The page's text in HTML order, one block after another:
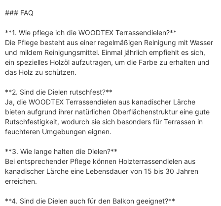
### FAQ
**1. Wie pflege ich die WOODTEX Terrassendielen?**
Die Pflege besteht aus einer regelmäßigen Reinigung mit Wasser
und mildem Reinigungsmittel. Einmal jährlich empfiehlt es sich,
ein spezielles Holzöl aufzutragen, um die Farbe zu erhalten und
das Holz zu schützen.
**2. Sind die Dielen rutschfest?**
Ja, die WOODTEX Terrassendielen aus kanadischer Lärche
bieten aufgrund ihrer natürlichen Oberflächenstruktur eine gute
Rutschfestigkeit, wodurch sie sich besonders für Terrassen in
feuchteren Umgebungen eignen.
**3. Wie lange halten die Dielen?**
Bei entsprechender Pflege können Holzterrassendielen aus
kanadischer Lärche eine Lebensdauer von 15 bis 30 Jahren
erreichen.
**4. Sind die Dielen auch für den Balkon geeignet?**